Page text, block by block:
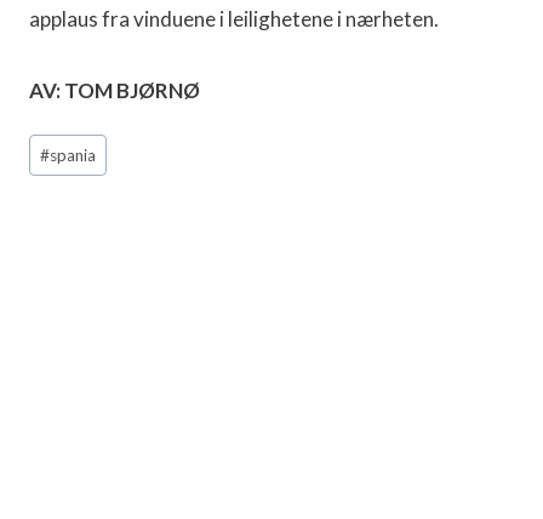
applaus fra vinduene i leilighetene i nærheten.
AV: TOM BJØRNØ
Post
Tags:
#spania